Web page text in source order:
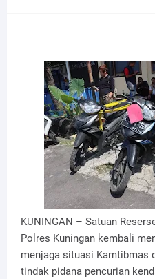
KUNINGAN – Satuan
Polres Kuningan kembali
menjaga situasi Kamtibmas
tindak pidana pencurian